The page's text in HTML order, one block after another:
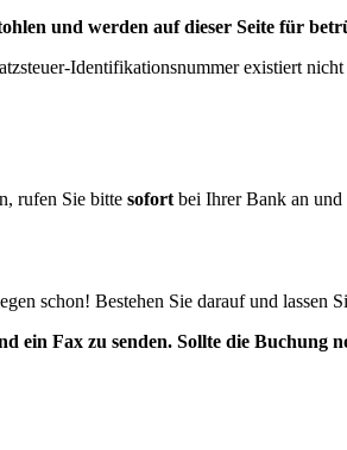
und werden auf dieser Seite für
Identifikationsnummer existiert nicht
rufen Sie bitte sofort bei Ihrer Bank an und
schon! Bestehen Sie darauf und lassen
Fax zu senden. Sollte die Buchung